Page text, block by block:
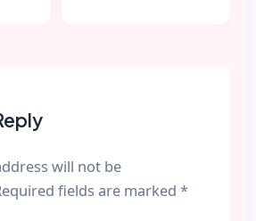
will not be
fields are marked *